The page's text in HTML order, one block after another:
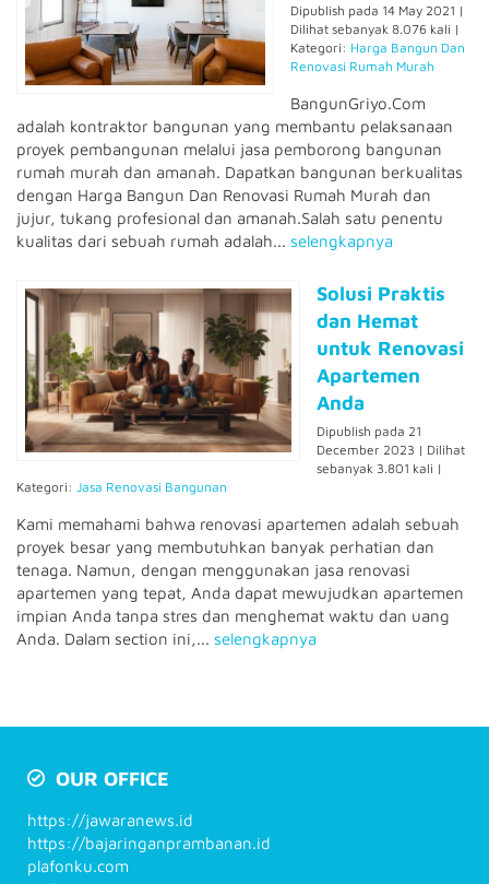
Dipublish pada 14 May 2021 |
Dilihat sebanyak 8.076 kali |
Kategori: Harga Bangun Dan
Renovasi Rumah Murah
BangunGriyo.Com
adalah kontraktor bangunan yang membantu pelaksanaan
proyek pembangunan melalui jasa pemborong bangunan
rumah murah dan amanah. Dapatkan bangunan berkualitas
dengan Harga Bangun Dan Renovasi Rumah Murah dan
jujur, tukang profesional dan amanah.Salah satu penentu
kualitas dari sebuah rumah adalah... selengkapnya
Solusi Praktis
dan Hemat
untuk Renovasi
Apartemen
Anda
Dipublish pada 21
December 2023 | Dilihat
sebanyak 3.801 kali |
Kategori: Jasa Renovasi Bangunan
Kami memahami bahwa renovasi apartemen adalah sebuah
proyek besar yang membutuhkan banyak perhatian dan
tenaga. Namun, dengan menggunakan jasa renovasi
apartemen yang tepat, Anda dapat mewujudkan apartemen
impian Anda tanpa stres dan menghemat waktu dan uang
Anda. Dalam section ini,... selengkapnya
OUR OFFICE
https://jawaranews.id
https://bajaringanprambanan.id
plafonku.com